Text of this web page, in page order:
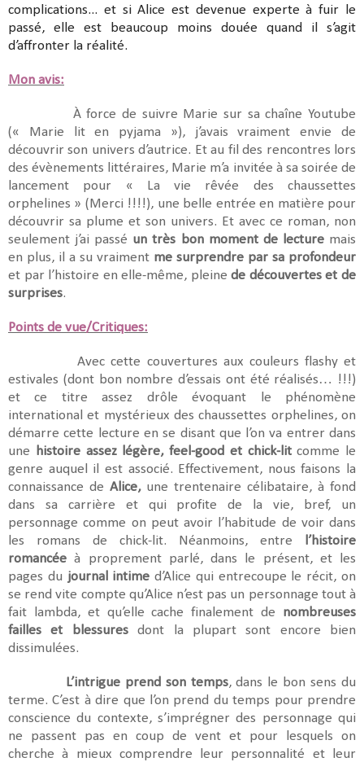
complications... et si Alice est devenue experte à fuir le
passé, elle est beaucoup moins douée quand il s’agit
d’affronter la réalité.
Mon avis:
À force de suivre Marie sur sa chaîne Youtube
(« Marie lit en pyjama »), j’avais vraiment envie de
découvrir son univers d’autrice. Et au fil des rencontres lors
des évènements littéraires, Marie m’a invitée à sa soirée de
lancement pour « La vie rêvée des chaussettes
orphelines » (Merci !!!!), une belle entrée en matière pour
découvrir sa plume et son univers. Et avec ce roman, non
seulement j’ai passé un très bon moment de lecturemais
en plus, il a su vraiment me surprendre par sa profondeur
et par l’histoire en elle-même, pleinede découvertes et de
surprises.
Points de vue/Critiques:
Avec cette couvertures aux couleurs flashy et
estivales (dont bon nombre d’essais ont été réalisés… !!!)
et ce titre assez drôle évoquant le phénomène
international et mystérieux des chaussettes orphelines, on
démarre cette lecture en se disant que l’on va entrer dans
une
histoire assez légère, feel-good et chick-litcomme le
genre auquel il est associé. Effectivement, nous faisons la
connaissance de Alice,une trentenaire célibataire, à fond
dans sa carrière et qui profite de la vie, bref, un
personnage comme on peut avoir l’habitude de voir dans
les romans de chick-lit. Néanmoins, entre
l’histoire
romancée à proprement parlé, dans le présent, et les
pages du journal intime d’Alice qui entrecoupe le récit, on
se rend vite compte qu’Alice n’est pas un personnage tout à
fait lambda, et qu’elle cache finalement de nombreuses
failles et blessuresdont la plupart sont encore bien
dissimulées.
L’intrigue prend son temps, dans le bon sens du
terme. C’est à dire que l’on prend du temps pour prendre
conscience du contexte, s’imprégner des personnage qui
ne passent pas en coup de vent et pour lesquels on
cherche à mieux comprendre leur personnalité et leur